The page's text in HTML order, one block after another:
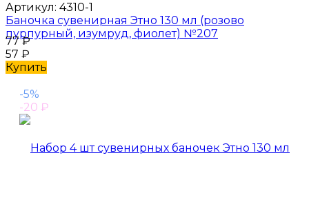
Артикул: 4310-1
Баночка сувенирная Этно 130 мл (розово
пурпурный, изумруд, фиолет) №207
77₽
57 ₽
Купить
-5%
-20 ₽